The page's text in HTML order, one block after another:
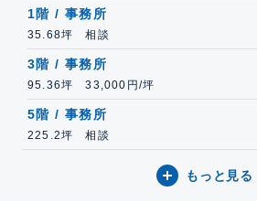
1階 / 事務所
35.68坪 相談
3階 / 事務所
95.36坪 33,000円/坪
5階 / 事務所
225.2坪 相談
もっと見る